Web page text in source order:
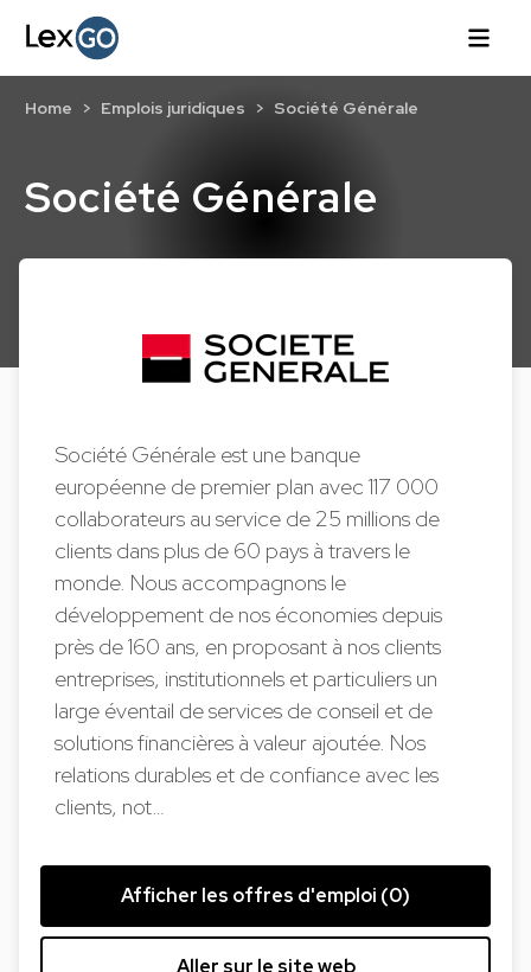
Société Générale
Home Emplois juridiques Société Générale
Société Générale est une banque
européenne de premier plan avec 117 000
collaborateurs au service de 25 millions de
clients dans plus de 60 pays à travers le
monde. Nous accompagnons le
développement de nos économies depuis
près de 160 ans, en proposant à nos clients
entreprises, institutionnels et particuliers un
large éventail de services de conseil et de
solutions financières à valeur ajoutée. Nos
relations durables et de confiance avec les
clients, not…
Afficher les offres d'emploi (0)